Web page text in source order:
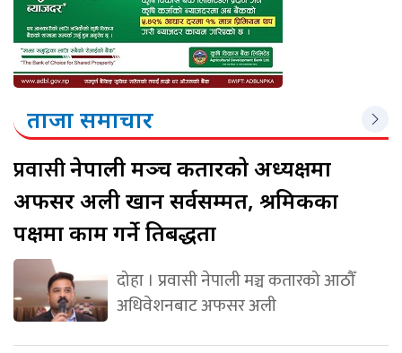
ताजा समाचार
प्रवासीनेपाली मञ्च कतारको अध्यक्षमा
अफसर अली खान सर्वसम्मत, श्रमिकका
पक्षमा काम गर्ने प्रतिबद्धता
दोहा । प्रवासी नेपाली मञ्च कतारको आठौँ
अधिवेशनबाट अफसर अली